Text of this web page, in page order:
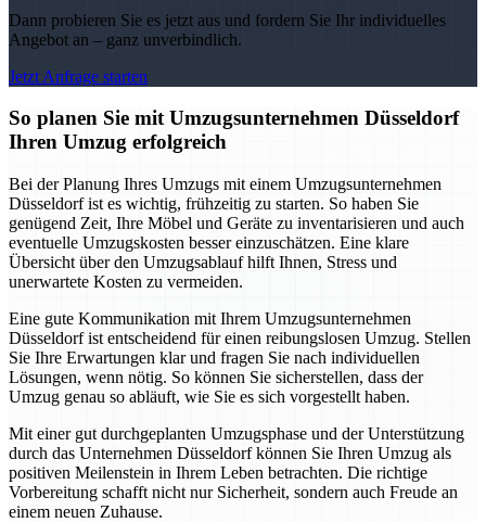
Dann probieren Sie es jetzt aus und fordern Sie Ihr individuelles
Angebot an – ganz unverbindlich.
Jetzt Anfrage starten
So planen Sie mit Umzugsunternehmen Düsseldorf
Ihren Umzug erfolgreich
Bei der Planung Ihres Umzugs mit einem Umzugsunternehmen
Düsseldorf ist es wichtig, frühzeitig zu starten. So haben Sie
genügend Zeit, Ihre Möbel und Geräte zu inventarisieren und auch
eventuelle Umzugskosten besser einzuschätzen. Eine klare
Übersicht über den Umzugsablauf hilft Ihnen, Stress und
unerwartete Kosten zu vermeiden.
Eine gute Kommunikation mit Ihrem Umzugsunternehmen
Düsseldorf ist entscheidend für einen reibungslosen Umzug. Stellen
Sie Ihre Erwartungen klar und fragen Sie nach individuellen
Lösungen, wenn nötig. So können Sie sicherstellen, dass der
Umzug genau so abläuft, wie Sie es sich vorgestellt haben.
Mit einer gut durchgeplanten Umzugsphase und der Unterstützung
durch das Unternehmen Düsseldorf können Sie Ihren Umzug als
positiven Meilenstein in Ihrem Leben betrachten. Die richtige
Vorbereitung schafft nicht nur Sicherheit, sondern auch Freude an
einem neuen Zuhause.